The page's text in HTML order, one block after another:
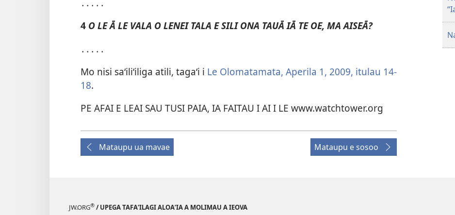
․․․․․
4 O LE Ā LE VALA O LENEI TALA E SILI ONA TAUĀ IĀ TE OE, MA AISEĀ?
․․․․․
Mo nisi saʻiliʻiliga atili, tagaʻi i Le Olomatamata, Aperila 1, 2009, itulau 14-
18.
PE AFAI E LEAI SAU TUSI PAIA, IA FAITAU I AI I LE www.watchtower.org
Mataupu ua mavae Mataupu e sosoo
JW.ORG® / UPEGA TAFA‘ILAGI ALOA‘IA A MOLIMAU A IEOVA